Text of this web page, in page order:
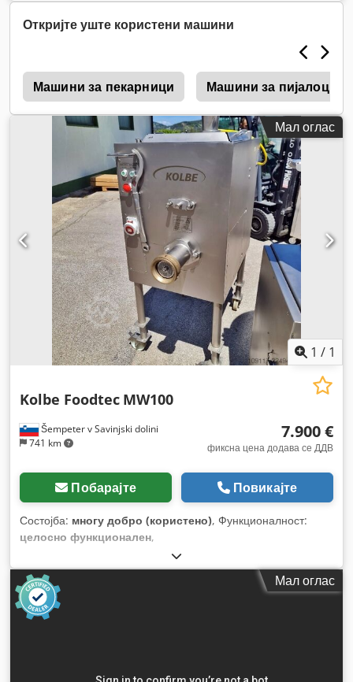
Откријте уште користени машини
Машини за пекарници Машини за пијалоци
Мал оглас
1 / 1
Šempeter v Savinjski dolini
741 km
Kolbe Foodtec MW100
7.900 €
фиксна цена додава се ДДВ
Побарајте Повикајте
Состојба: многу добро (користено), Функционалност:
целосно функционален,
Мал оглас